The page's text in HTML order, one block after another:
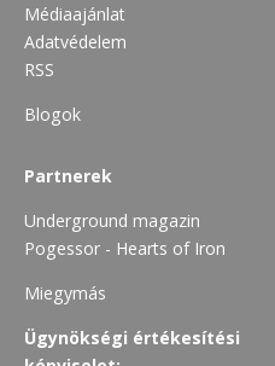
Médiaajánlat
Adatvédelem
RSS
Blogok
Partnerek
Underground magazin
Pogessor - Hearts of Iron
Miegymás
Ügynökségi értékesítési